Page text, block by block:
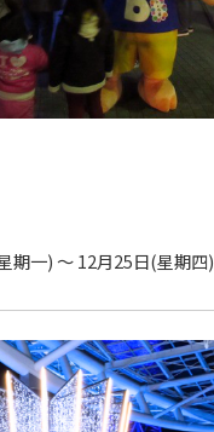
期一) ～ 12月25日(星期四)